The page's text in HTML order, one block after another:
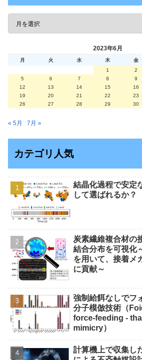
2023年6月
月 火 水 木 金
1
2
5
6 7 8 9
12
13 14 15 16
19
20 21 22 23
26
27 28 29 30
« 5月 7月 »
カテゴリ人気
結晶化過程で安定
して選ばれるか？
炭素繊維複合材の
結合分布を可視化
を用いて、接着メ
に貢献～
強制給餌なしでフ
分子模倣技術（
force-feeding -
mimicry）
計算機上で収集し